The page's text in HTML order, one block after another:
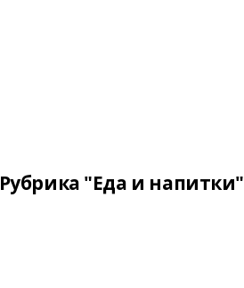
Рубрика "Еда и напитки"